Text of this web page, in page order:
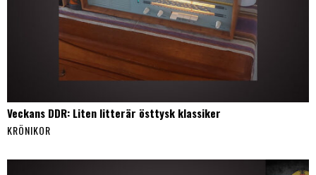
Veckans DDR: Liten litterär östtysk klassiker
KRÖNIKOR